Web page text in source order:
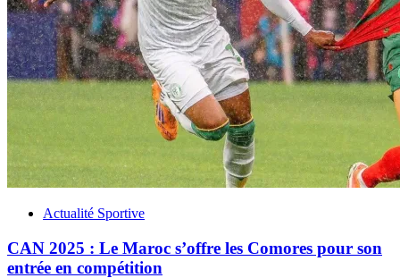
Actualité Sportive
CAN 2025 : Le Maroc s’offre les Comores pour son
entrée en compétition